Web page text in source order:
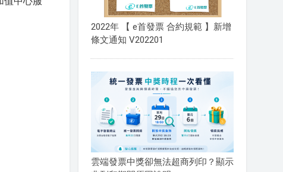
2022年 【 e首發票 合約規範 】新增
條文通知 V202201
雲端發票中獎卻無法超商列印？顯示